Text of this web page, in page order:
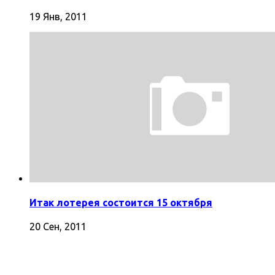
19 Янв, 2011
Итак лотерея состоится 15 октября
20 Сен, 2011